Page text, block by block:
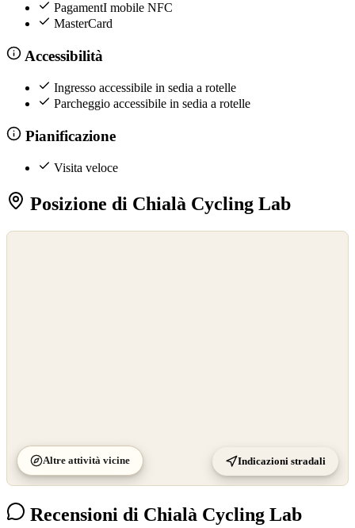
PagamentI mobile NFC
MasterCard
Accessibilità
Ingresso accessibile in sedia a rotelle
Parcheggio accessibile in sedia a rotelle
Pianificazione
Visita veloce
Posizione di Chialà Cycling Lab
Altre attività vicine Indicazioni stradali
Recensioni di Chialà Cycling Lab